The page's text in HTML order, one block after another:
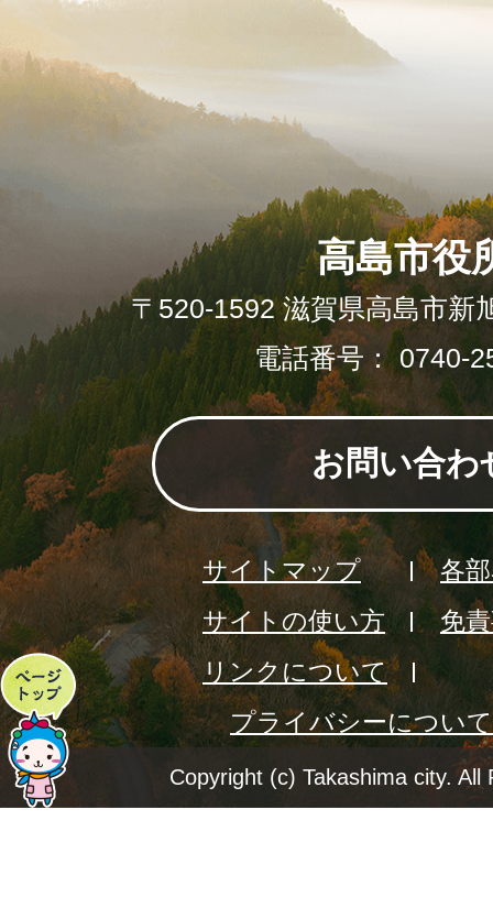
ペ
ー
ジ
高島市役
〒520-1592 滋賀県高島市新
電話番号： 0740-
お問い合わ
サイトマップ
各
サイトの使い方
免
リンクについて
プライバシーについて
Copyright (c) Takashima city. All